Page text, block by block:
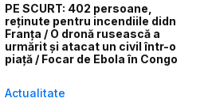
PE SCURT: 402 persoane,
reținute pentru incendiile didn
Franța / O dronă rusească a
urmărit și atacat un civil într-o
piață / Focar de Ebola în Congo
Actualitate